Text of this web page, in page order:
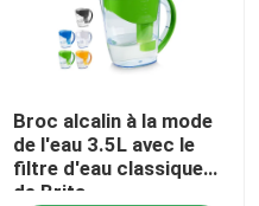
Broc alcalin à la mode
de l'eau 3.5L avec le
filtre d'eau classique
de Brita